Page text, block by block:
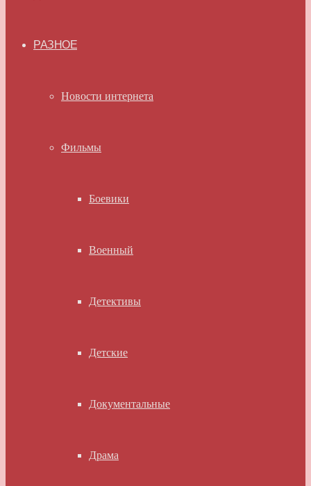
РАЗНОЕ
Новости интернета
Фильмы
Боевики
Военный
Детективы
Детские
Документальные
Драма